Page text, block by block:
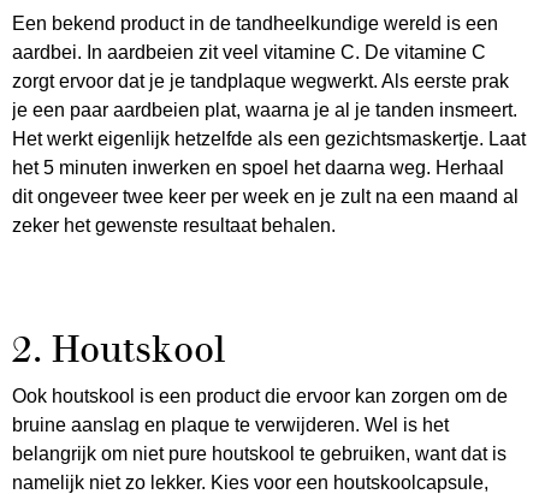
Een bekend product in de tandheelkundige wereld is een
aardbei. In aardbeien zit veel vitamine C. De vitamine C
zorgt ervoor dat je je tandplaque wegwerkt. Als eerste prak
je een paar aardbeien plat, waarna je al je tanden insmeert.
Het werkt eigenlijk hetzelfde als een gezichtsmaskertje. Laat
het 5 minuten inwerken en spoel het daarna weg. Herhaal
dit ongeveer twee keer per week en je zult na een maand al
zeker het gewenste resultaat behalen.
2. Houtskool
Ook houtskool is een product die ervoor kan zorgen om de
bruine aanslag en plaque te verwijderen. Wel is het
belangrijk om niet pure houtskool te gebruiken, want dat is
namelijk niet zo lekker. Kies voor een houtskoolcapsule,